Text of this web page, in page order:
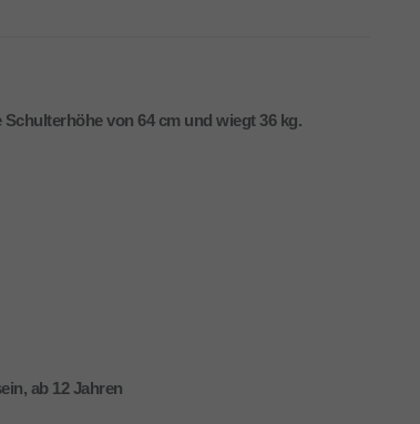
Schulterhöhe von 64 cm und wiegt 36 kg.
ab 12 Jahren